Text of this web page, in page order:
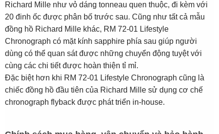
Richard Mille như vỏ dáng tonneau quen thuộc, đi kèm với
20 đinh ốc được phân bố trước sau. Cũng như tất cả mẫu
đồng hồ Richard Mille khác, RM 72-01 Lifestyle
Chronograph có mặt kính sapphire phía sau giúp người
dùng có thể quan sát được những chuyển động tuyệt với
cùng các chi tiết được hoàn thiện tỉ mỉ.
Đặc biệt hơn khi RM 72-01 Lifestyle Chronograph cũng là
chiếc đồng hồ đầu tiên của Richard Mille sử dụng cơ chế
chronograph flyback được phát triển in-house.